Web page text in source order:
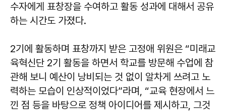
수자에게 표창장을 수여하고 활동 성과에 대해서 공유
하는 시간도 가졌다.
2기에 활동하며 표창까지 받은 고정애 위원은 “미래교
육혁신단 2기 활동을 하면서 학교를 방문해 수업에 참
관해 보니 예산이 낭비되는 것 없이 알차게 쓰려고 노
력하는 모습이 인상적이었다”라며, “교육 현장에서 느
낀 점 등을 바탕으로 정책 아이디어를 제시하고, 그것